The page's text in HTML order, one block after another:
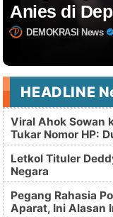
Anies di
DEMOKRASI News
HEADLINE
Viral Ahok Sowan
Tukar Nomor HP:
Letkol Tituler
Negara
Pegang Rahasia
Aparat, Ini Alasan